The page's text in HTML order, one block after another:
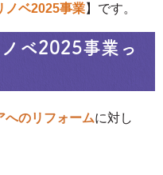
ノベ2025事業】です。
ベ2025事業っ
へのリフォームに対し